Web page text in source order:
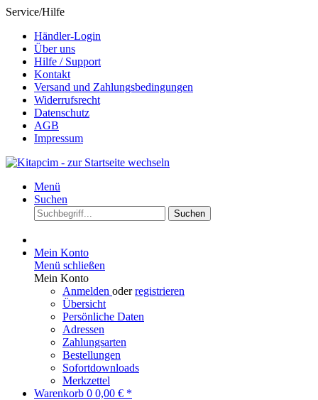
Service/Hilfe
Händler-Login
Über uns
Hilfe / Support
Kontakt
Versand und Zahlungsbedingungen
Widerrufsrecht
Datenschutz
AGB
Impressum
Menü
Suchen
Suchen
Mein Konto
Menü schließen
Mein Konto
Anmelden oderregistrieren
Übersicht
Persönliche Daten
Adressen
Zahlungsarten
Bestellungen
Sofortdownloads
Merkzettel
Warenkorb 0 0,00 € *